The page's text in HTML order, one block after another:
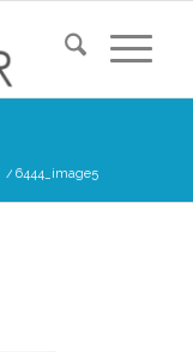
/ 6444_image5